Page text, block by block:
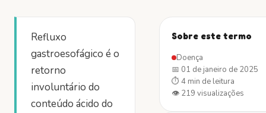
Refluxo
gastroesofágico é o
retorno
involuntário do
conteúdo ácido do
Sobre este termo
Doença
📅 01 de janeiro de 2025
⏱ 4 min de leitura
👁 219 visualizações